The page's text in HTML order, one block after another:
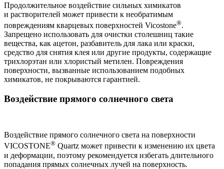
Продолжительное воздействие сильных химикатов
и растворителей может привести к необратимым
повреждениям кварцевых поверхностей Vicostone®.
Запрещено использовать для очистки столешниц такие
вещества, как ацетон, разбавитель для лака или краски,
средство для снятия клея или другие продукты, содержащие
трихлорэтан или хлористый метилен. Повреждения
поверхности, вызванные использованием подобных
химикатов, не покрываются гарантией.
Воздействие прямого солнечного света
Воздействие прямого солнечного света на поверхности
VICOSTONE® Quartz может привести к изменению их цвета
и деформации, поэтому рекомендуется избегать длительного
попадания прямых солнечных лучей на поверхность.